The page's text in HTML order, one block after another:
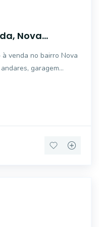
Nova
à venda no bairro Nova
garagem
(com 2 peças e 1
(Co